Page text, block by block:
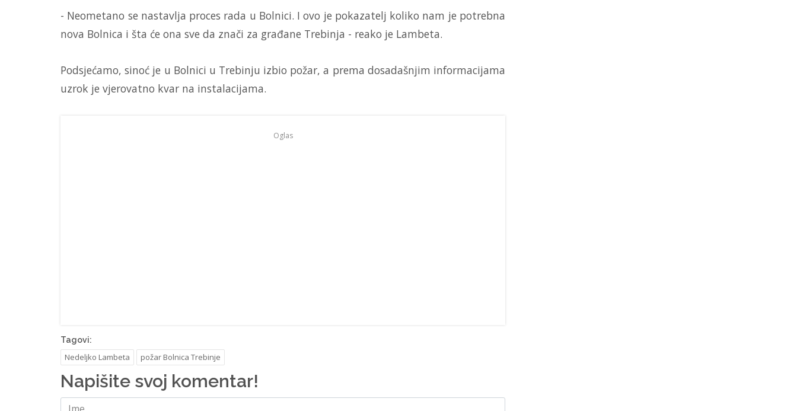
- Neometano se nastavlja proces rada u Bolnici. I ovo je pokazatelj koliko nam je potrebna
nova Bolnica i šta će ona sve da znači za građane Trebinja - reako je Lambeta.
Podsjećamo, sinoć je u Bolnici u Trebinju izbio požar, a prema dosadašnjim informacijama
uzrok je vjerovatno kvar na instalacijama.
Oglas
Tagovi:
Nedeljko Lambeta požar Bolnica Trebinje
Napišite svoj komentar!